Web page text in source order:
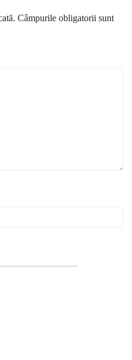
Câmpurile obligatorii sunt